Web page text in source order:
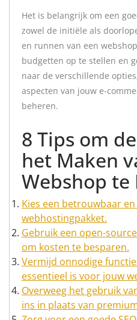
Het is belangrijk om een
zowel de initiële als
en runnen van een
budgetten op te stellen en
naar de verschillende
aspecten van jouw e-
beheren.
8 Tips om
het Maken
Webshop te
Kies een betrouwbaar
webhostingpakket.
Gebruik een open-
om kosten te besparen.
Vermijd onnodige
essentieel is voor jouw
Overweeg het gebruik
ins in plaats van